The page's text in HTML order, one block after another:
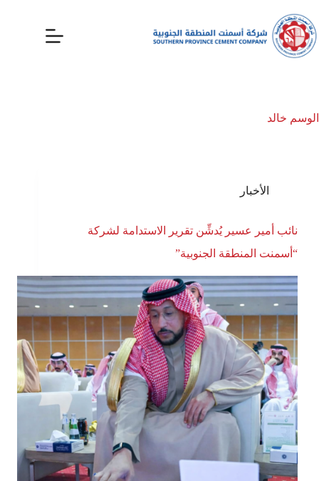
الوسم خالد
الأخبار
نائب أمير عسير يُدشِّن تقرير الاستدامة لشركة
“أسمنت المنطقة الجنوبية”